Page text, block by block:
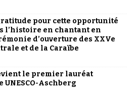
pour cette opportunité
l’histoire en chantant en
d’ouverture des XXVe
et de la Caraïbe
le premier lauréat
Aschberg